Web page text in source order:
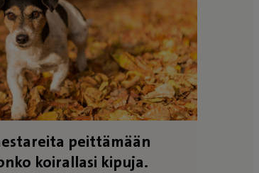
peittämään
koirallasi kipuja.